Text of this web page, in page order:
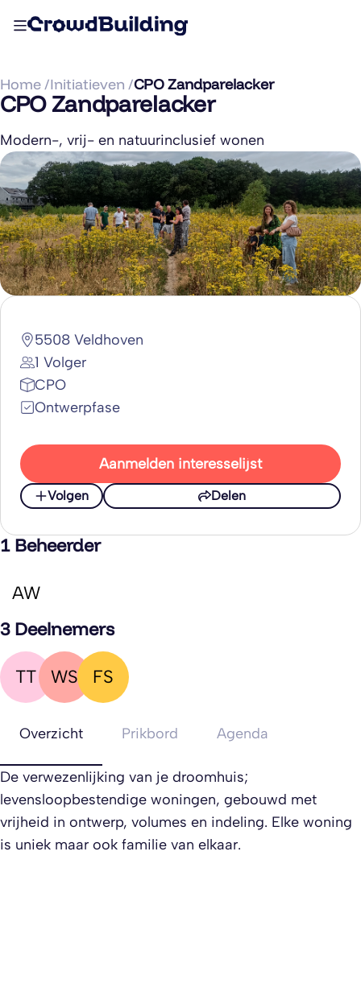
Home /Initiatieven /CPO Zandparelacker
CPO Zandparelacker
Modern-, vrij- en natuurinclusief wonen
5508 Veldhoven
1 Volger
CPO
Ontwerpfase
Aanmelden interesselijst
Volgen Delen
1 Beheerder
AW
3 Deelnemers
TT WS FS
Overzicht Prikbord Agenda
De verwezenlijking van je droomhuis;
levensloopbestendige woningen, gebouwd met
vrijheid in ontwerp, volumes en indeling. Elke woning
is uniek maar ook familie van elkaar.